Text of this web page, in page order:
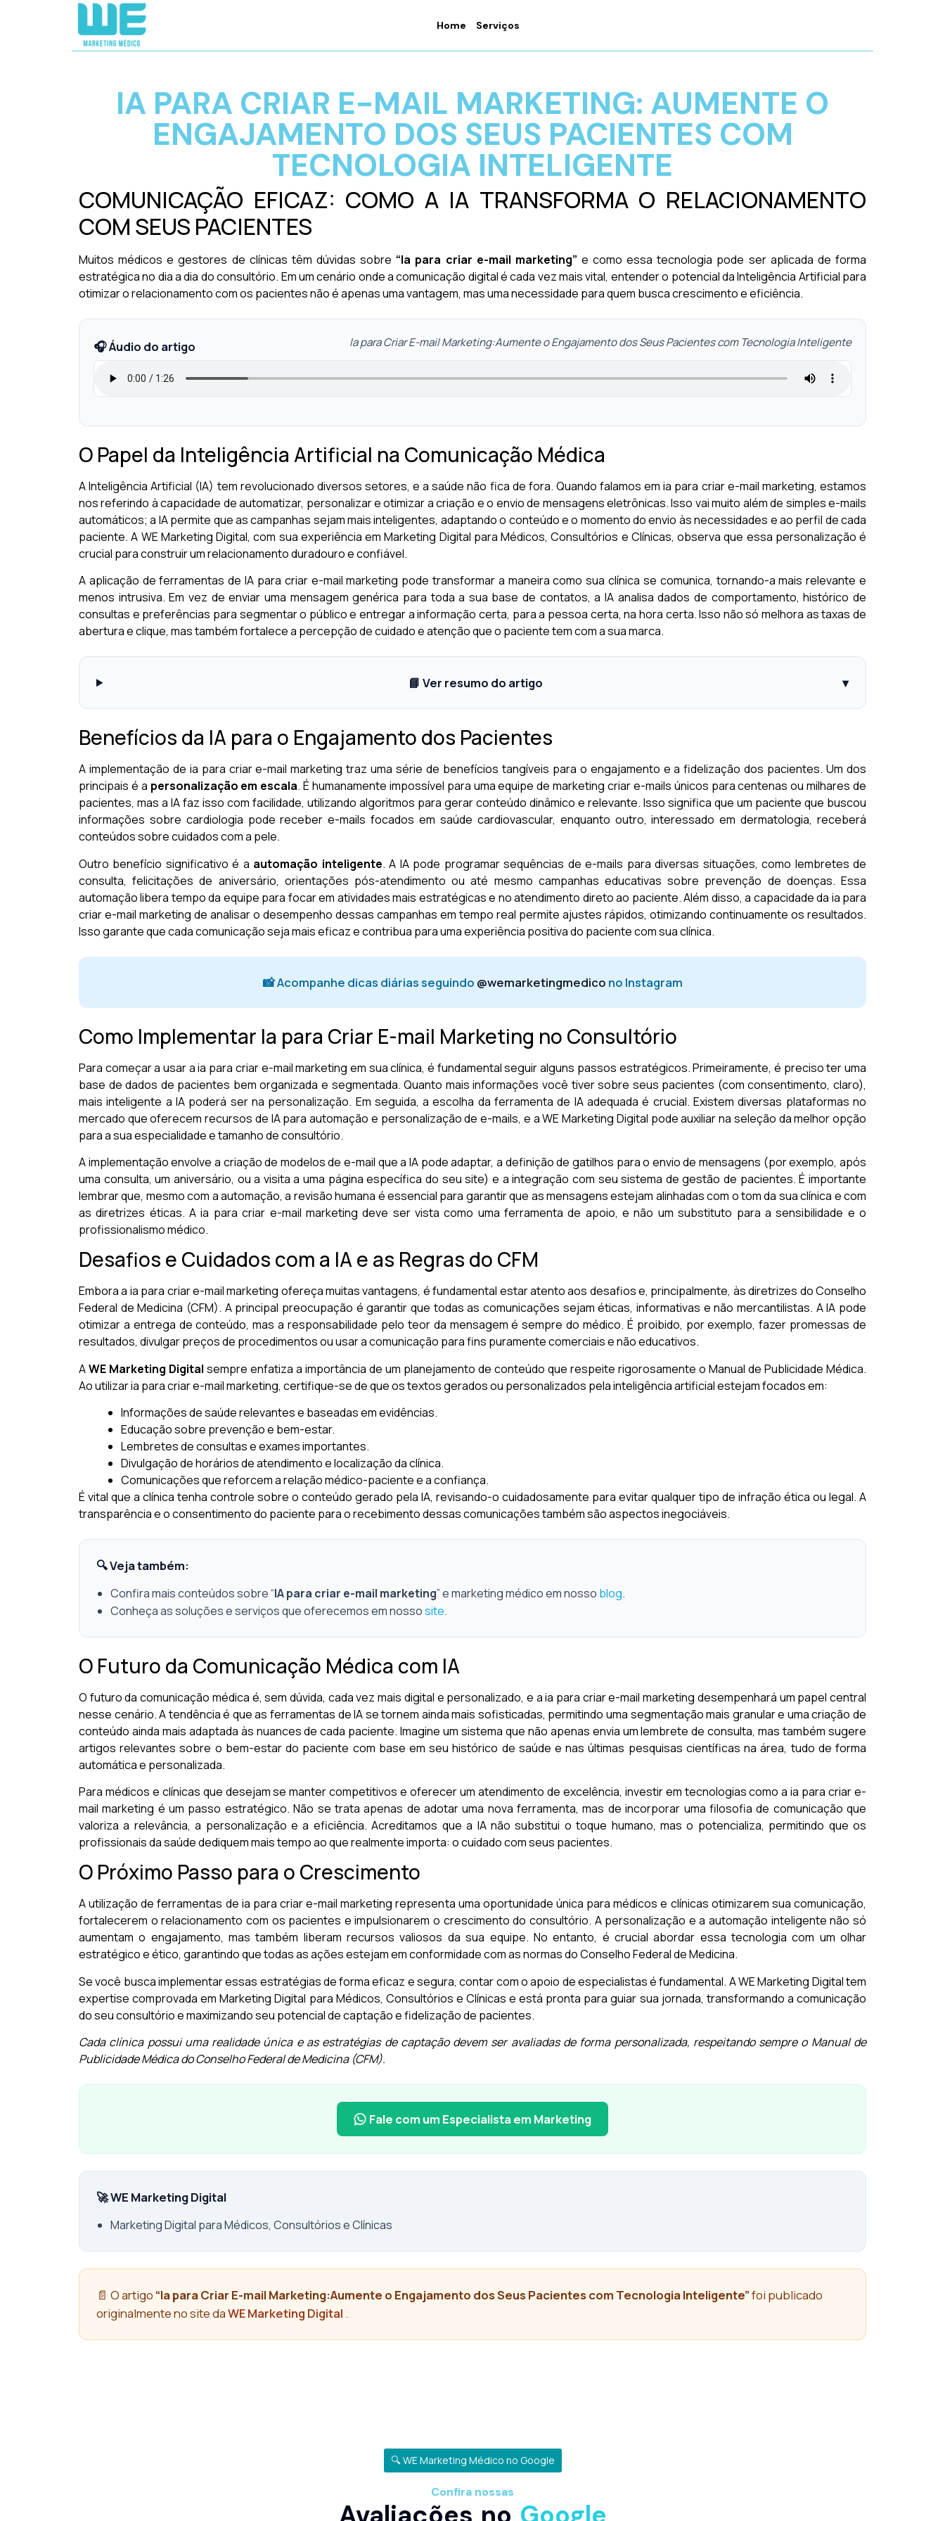
Home Serviços
IA PARA CRIAR E-MAIL MARKETING: AUMENTE O
ENGAJAMENTO DOS SEUS PACIENTES COM
TECNOLOGIA INTELIGENTE
COMUNICAÇÃO EFICAZ: COMO A IA TRANSFORMA O RELACIONAMENTO
COM SEUS PACIENTES
Muitos médicos e gestores de clínicas têm dúvidas sobre “Ia para criar e-mail marketing” e como essa tecnologia pode ser aplicada de forma
estratégica no dia a dia do consultório. Em um cenário onde a comunicação digital é cada vez mais vital, entender o potencial da Inteligência Artificial para
otimizar o relacionamento com os pacientes não é apenas uma vantagem, mas uma necessidade para quem busca crescimento e eficiência.
🎧 Áudio do artigo Ia para Criar E-mail Marketing:Aumente o Engajamento dos Seus Pacientes com Tecnologia Inteligente
O Papel da Inteligência Artificial na Comunicação Médica
A Inteligência Artificial (IA) tem revolucionado diversos setores, e a saúde não fica de fora. Quando falamos em ia para criar e-mail marketing, estamos
nos referindo à capacidade de automatizar, personalizar e otimizar a criação e o envio de mensagens eletrônicas. Isso vai muito além de simples e-mails
automáticos; a IA permite que as campanhas sejam mais inteligentes, adaptando o conteúdo e o momento do envio às necessidades e ao perfil de cada
paciente. A WE Marketing Digital, com sua experiência em Marketing Digital para Médicos, Consultórios e Clínicas, observa que essa personalização é
crucial para construir um relacionamento duradouro e confiável.
A aplicação de ferramentas de IA para criar e-mail marketing pode transformar a maneira como sua clínica se comunica, tornando-a mais relevante e
menos intrusiva. Em vez de enviar uma mensagem genérica para toda a sua base de contatos, a IA analisa dados de comportamento, histórico de
consultas e preferências para segmentar o público e entregar a informação certa, para a pessoa certa, na hora certa. Isso não só melhora as taxas de
abertura e clique, mas também fortalece a percepção de cuidado e atenção que o paciente tem com a sua marca.
📘 Ver resumo do artigo ▾
Benefícios da IA para o Engajamento dos Pacientes
A implementação de ia para criar e-mail marketing traz uma série de benefícios tangíveis para o engajamento e a fidelização dos pacientes. Um dos
principais é a personalização em escala. É humanamente impossível para uma equipe de marketing criar e-mails únicos para centenas ou milhares de
pacientes, mas a IA faz isso com facilidade, utilizando algoritmos para gerar conteúdo dinâmico e relevante. Isso significa que um paciente que buscou
informações sobre cardiologia pode receber e-mails focados em saúde cardiovascular, enquanto outro, interessado em dermatologia, receberá
conteúdos sobre cuidados com a pele.
Outro benefício significativo é a automação inteligente. A IA pode programar sequências de e-mails para diversas situações, como lembretes de
consulta, felicitações de aniversário, orientações pós-atendimento ou até mesmo campanhas educativas sobre prevenção de doenças. Essa
automação libera tempo da equipe para focar em atividades mais estratégicas e no atendimento direto ao paciente. Além disso, a capacidade da ia para
criar e-mail marketing de analisar o desempenho dessas campanhas em tempo real permite ajustes rápidos, otimizando continuamente os resultados.
Isso garante que cada comunicação seja mais eficaz e contribua para uma experiência positiva do paciente com sua clínica.
📸 Acompanhe dicas diárias seguindo @wemarketingmedico no Instagram
Como Implementar Ia para Criar E-mail Marketing no Consultório
Para começar a usar a ia para criar e-mail marketing em sua clínica, é fundamental seguir alguns passos estratégicos. Primeiramente, é preciso ter uma
base de dados de pacientes bem organizada e segmentada. Quanto mais informações você tiver sobre seus pacientes (com consentimento, claro),
mais inteligente a IA poderá ser na personalização. Em seguida, a escolha da ferramenta de IA adequada é crucial. Existem diversas plataformas no
mercado que oferecem recursos de IA para automação e personalização de e-mails, e a WE Marketing Digital pode auxiliar na seleção da melhor opção
para a sua especialidade e tamanho de consultório.
A implementação envolve a criação de modelos de e-mail que a IA pode adaptar, a definição de gatilhos para o envio de mensagens (por exemplo, após
uma consulta, um aniversário, ou a visita a uma página específica do seu site) e a integração com seu sistema de gestão de pacientes. É importante
lembrar que, mesmo com a automação, a revisão humana é essencial para garantir que as mensagens estejam alinhadas com o tom da sua clínica e com
as diretrizes éticas. A ia para criar e-mail marketing deve ser vista como uma ferramenta de apoio, e não um substituto para a sensibilidade e o
profissionalismo médico.
Desafios e Cuidados com a IA e as Regras do CFM
Embora a ia para criar e-mail marketing ofereça muitas vantagens, é fundamental estar atento aos desafios e, principalmente, às diretrizes do Conselho
Federal de Medicina (CFM). A principal preocupação é garantir que todas as comunicações sejam éticas, informativas e não mercantilistas. A IA pode
otimizar a entrega de conteúdo, mas a responsabilidade pelo teor da mensagem é sempre do médico. É proibido, por exemplo, fazer promessas de
resultados, divulgar preços de procedimentos ou usar a comunicação para fins puramente comerciais e não educativos.
AWE Marketing Digital sempre enfatiza a importância de um planejamento de conteúdo que respeite rigorosamente o Manual de Publicidade Médica.
Ao utilizar ia para criar e-mail marketing, certifique-se de que os textos gerados ou personalizados pela inteligência artificial estejam focados em:
Informações de saúde relevantes e baseadas em evidências.
Educação sobre prevenção e bem-estar.
Lembretes de consultas e exames importantes.
Divulgação de horários de atendimento e localização da clínica.
Comunicações que reforcem a relação médico-paciente e a confiança.
É vital que a clínica tenha controle sobre o conteúdo gerado pela IA, revisando-o cuidadosamente para evitar qualquer tipo de infração ética ou legal. A
transparência e o consentimento do paciente para o recebimento dessas comunicações também são aspectos inegociáveis.
🔍 Veja também:
Confira mais conteúdos sobre “IA para criar e-mail marketing” e marketing médico em nosso blog.
Conheça as soluções e serviços que oferecemos em nossosite.
O Futuro da Comunicação Médica com IA
O futuro da comunicação médica é, sem dúvida, cada vez mais digital e personalizado, e a ia para criar e-mail marketing desempenhará um papel central
nesse cenário. A tendência é que as ferramentas de IA se tornem ainda mais sofisticadas, permitindo uma segmentação mais granular e uma criação de
conteúdo ainda mais adaptada às nuances de cada paciente. Imagine um sistema que não apenas envia um lembrete de consulta, mas também sugere
artigos relevantes sobre o bem-estar do paciente com base em seu histórico de saúde e nas últimas pesquisas científicas na área, tudo de forma
automática e personalizada.
Para médicos e clínicas que desejam se manter competitivos e oferecer um atendimento de excelência, investir em tecnologias como a ia para criar e-
mail marketing é um passo estratégico. Não se trata apenas de adotar uma nova ferramenta, mas de incorporar uma filosofia de comunicação que
valoriza a relevância, a personalização e a eficiência. Acreditamos que a IA não substitui o toque humano, mas o potencializa, permitindo que os
profissionais da saúde dediquem mais tempo ao que realmente importa: o cuidado com seus pacientes.
O Próximo Passo para o Crescimento
A utilização de ferramentas de ia para criar e-mail marketing representa uma oportunidade única para médicos e clínicas otimizarem sua comunicação,
fortalecerem o relacionamento com os pacientes e impulsionarem o crescimento do consultório. A personalização e a automação inteligente não só
aumentam o engajamento, mas também liberam recursos valiosos da sua equipe. No entanto, é crucial abordar essa tecnologia com um olhar
estratégico e ético, garantindo que todas as ações estejam em conformidade com as normas do Conselho Federal de Medicina.
Se você busca implementar essas estratégias de forma eficaz e segura, contar com o apoio de especialistas é fundamental. A WE Marketing Digital tem
expertise comprovada em Marketing Digital para Médicos, Consultórios e Clínicas e está pronta para guiar sua jornada, transformando a comunicação
do seu consultório e maximizando seu potencial de captação e fidelização de pacientes.
Cada clínica possui uma realidade única e as estratégias de captação devem ser avaliadas de forma personalizada, respeitando sempre o Manual de
Publicidade Médica do Conselho Federal de Medicina (CFM).
Fale com um Especialista em Marketing
🚀 WE Marketing Digital
Marketing Digital para Médicos, Consultórios e Clínicas
📄 O artigo “Ia para Criar E-mail Marketing:Aumente o Engajamento dos Seus Pacientes com Tecnologia Inteligente”foi publicado
originalmente no site daWE Marketing Digital .
🔍 WE Marketing Médico no Google
Confira nossas